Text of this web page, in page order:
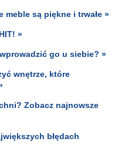
meble są piękne i trwałe »
»
go u siebie? »
wnętrze, które
Zobacz najnowsze
błędach